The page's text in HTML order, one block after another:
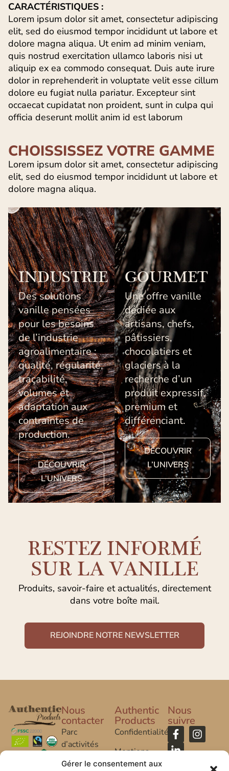
Gérer le consentement aux
CARACTÉRISTIQUES :
Lorem ipsum dolor sit amet, consectetur adipiscing
elit, sed do eiusmod tempor incididunt ut labore et
dolore magna aliqua. Ut enim ad minim veniam,
quis nostrud exercitation ullamco laboris nisi ut
aliquip ex ea commodo consequat. Duis aute irure
dolor in reprehenderit in voluptate velit esse cillum
dolore eu fugiat nulla pariatur. Excepteur sint
occaecat cupidatat non proident, sunt in culpa qui
officia deserunt mollit anim id est laborum
CHOISSISSEZ VOTRE GAMME
Lorem ipsum dolor sit amet, consectetur adipiscing
elit, sed do eiusmod tempor incididunt ut labore et
dolore magna aliqua.
INDUSTRIE
Des solutions
vanille pensées
pour les besoins
de l’industrie
agroalimentaire :
qualité, régularité,
traçabilité,
volumes et
adaptation aux
contraintes de
production.
DÉCOUVRIR
L’UNIVERS
GOURMET
Une offre vanille
dédiée aux
artisans, chefs,
pâtissiers,
chocolatiers et
glaciers à la
recherche d’un
produit expressif,
premium et
différenciant.
DÉCOUVRIR
L’UNIVERS
RESTEZ INFORMÉ
SUR LA VANILLE
Produits, savoir-faire et actualités, directement
dans votre boîte mail.
REJOINDRE NOTRE NEWSLETTER
Nous
contacter
Parc
d’activités
Authentic
Products
Confidentialité
Mentions
Légales
Nous
suivre